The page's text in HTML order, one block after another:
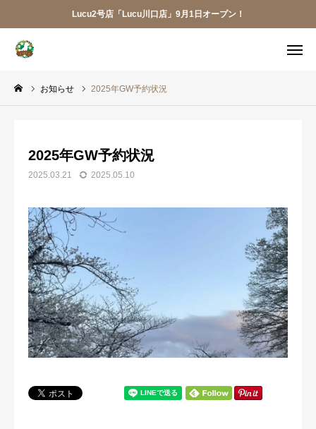
Lucu2号店「Lucu川口店」9月1日オープン！
お知らせ 2025年GW予約状況
2025年GW予約状況
2025.03.21 2025.05.10
ご予約
トリミング
ペットホテル
犬の幼稚園
犬の送迎